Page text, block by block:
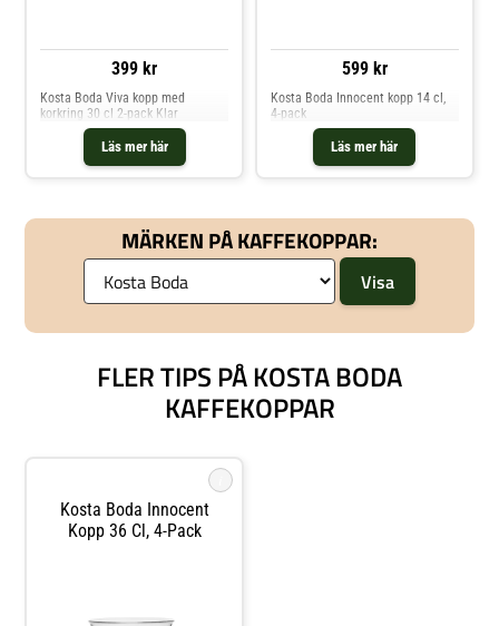
399 kr
Läs mer här
Kosta Boda Viva kopp med
korkring 30 cl 2-pack Klar
599 kr
Läs mer här
Kosta Boda Innocent kopp 14 cl,
4-pack
MÄRKEN PÅ KAFFEKOPPAR:
FLER TIPS PÅ KOSTA BODA
KAFFEKOPPAR
Kosta Boda Innocent
Kopp 36 Cl, 4-Pack